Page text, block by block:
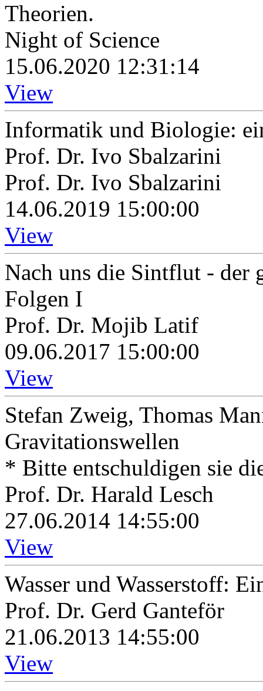
Theorien.
Night of Science
15.06.2020 12:31:14
View
Informatik und Biologie:
Prof. Dr. Ivo Sbalzarini
Prof. Dr. Ivo Sbalzarini
14.06.2019 15:00:00
View
Nach uns die Sintflut - der
Folgen I
Prof. Dr. Mojib Latif
09.06.2017 15:00:00
View
Stefan Zweig, Thomas
Gravitationswellen
* Bitte entschuldigen sie
Prof. Dr. Harald Lesch
27.06.2014 14:55:00
View
Wasser und Wasserstoff:
Prof. Dr. Gerd Ganteför
21.06.2013 14:55:00
View